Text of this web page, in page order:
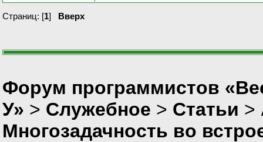
Страниц: [1] Вверх
Форум программистов
У» > Служебное > Статьи >
Многозадачность во